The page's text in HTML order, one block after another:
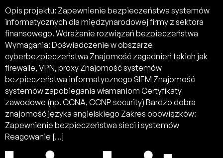
Opis projektu: Zapewnienie bezpieczeństwa systemów
informatycznych dla międzynarodowej firmy z sektora
finansowego. Wdrażanie rozwiązań bezpieczeństwa
Wymagania: Doświadczenie w obszarze
cyberbezpieczeństwa Znajomość zagadnień takich jak
firewalle, VPN, proxy Znajomość systemów
bezpieczeństwa informatycznego SIEM Znajomość
systemów zapobiegania włamaniom Certyfikaty
zawodowe (np. CCNA, CCNP security) Bardzo dobra
znajomość języka angielskiego Zakres obowiązków:
Zapewnienie bezpieczeństwa sieci i systemów
Reagowanie […]